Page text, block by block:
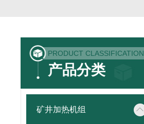
PRODUCT CLASSIFICATION
产品分类
矿井加热机组